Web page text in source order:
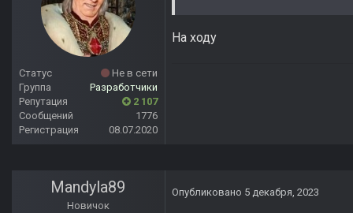
Статус
Не в сети
Группа
Разработчики
Репутация
2 107
Сообщений
1776
Регистрация
08.07.2020
На ходу
Mandyla89
Новичок
Опубликовано 5 декабря, 2023